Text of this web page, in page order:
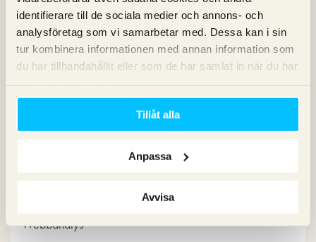
identifierare till de sociala medier och annons- och
analysföretag som vi samarbetar med. Dessa kan i sin
tur kombinera informationen med annan information som
du har tillhandahållit eller som de har samlat in när du har
Tillåt alla
Anpassa
Avvisa
Kategorier
Copy
Marknadsföring
Webbanalys